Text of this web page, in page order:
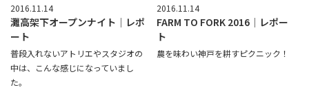
2016.11.14
灘高架下オープンナイト│レポ
ート
普段入れないアトリエやスタジオの
中は、こんな感じになっていまし
た。
2016.11.14
FARM TO FORK 2016│レポー
ト
農を味わい神戸を耕すピクニック！